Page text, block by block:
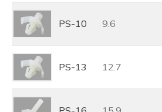
PS-10 9.6
PS-13 12.7